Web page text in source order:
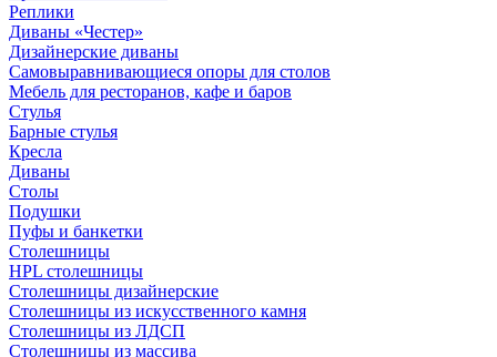
Реплики
Диваны «Честер»
Дизайнерские диваны
Самовыравнивающиеся опоры для столов
Мебель для ресторанов, кафе и баров
Стулья
Барные стулья
Кресла
Диваны
Столы
Подушки
Пуфы и банкетки
Столешницы
HPL столешницы
Столешницы дизайнерские
Столешницы из искусственного камня
Столешницы из ЛДСП
Столешницы из массива